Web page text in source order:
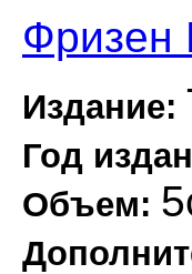
Фризен
Издание:
Год
Объем: